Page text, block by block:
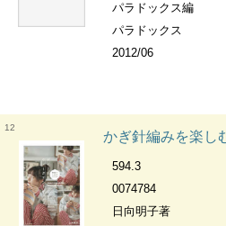
パラドックス編
パラドックス
2012/06
12
かぎ針編みを楽しむデイリー&ウィー
594.3
0074784
日向明子著